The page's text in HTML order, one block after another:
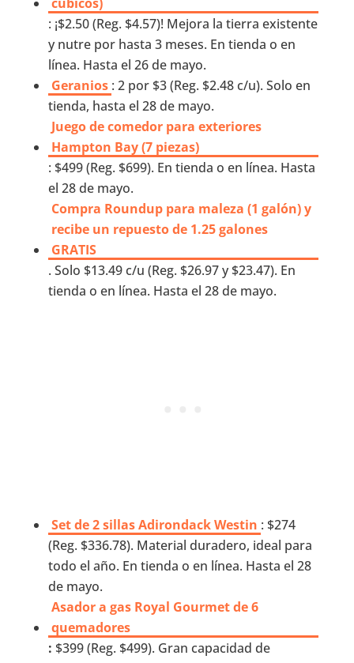
: ¡$2.50 (Reg. $4.57)! Mejora la tierra existente
y nutre por hasta 3 meses. En tienda o en
línea. Hasta el 26 de mayo.
Geranios : 2 por $3 (Reg. $2.48 c/u). Solo en
tienda, hasta el 28 de mayo.
Juego de comedor para exteriores
Hampton Bay (7 piezas)
: $499 (Reg. $699). En tienda o en línea. Hasta
el 28 de mayo.
Compra Roundup para maleza (1 galón) y
recibe un repuesto de 1.25 galones
GRATIS
. Solo $13.49 c/u (Reg. $26.97 y $23.47). En
tienda o en línea. Hasta el 28 de mayo.
Set de 2 sillas Adirondack Westin : $274
(Reg. $336.78). Material duradero, ideal para
todo el año. En tienda o en línea. Hasta el 28
de mayo.
Asador a gas Royal Gourmet de 6
quemadores
: $399 (Reg. $499). Gran capacidad de